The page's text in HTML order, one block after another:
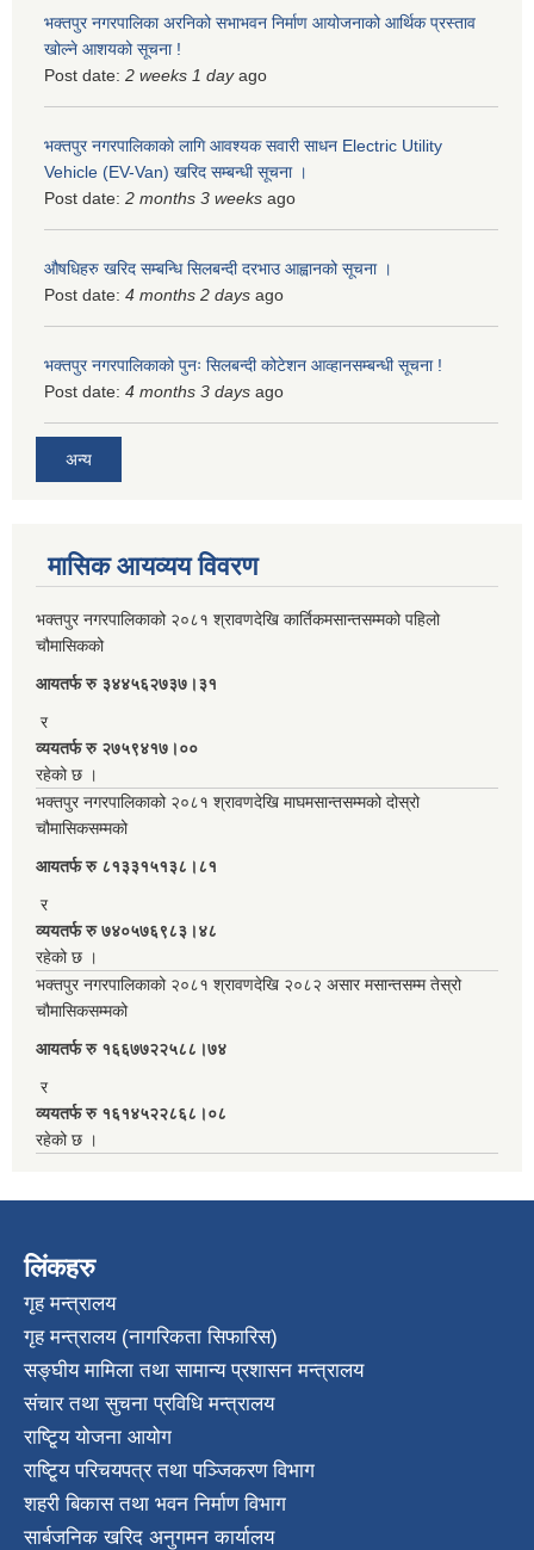
भक्तपुर नगरपालिका अरनिको सभाभवन निर्माण आयोजनाको आर्थिक प्रस्ताव
खोल्ने आशयको सूचना !
Post date: 2 weeks 1 dayago
भक्तपुर नगरपालिकाकाे लागि आवश्यक सवारी साधन Electric Utility
Vehicle (EV-Van) खरिद सम्बन्धी सूचना ।
Post date: 2 months 3 weeks ago
औषधिहरु खरिद सम्बन्धि सिलबन्दी दरभाउ आह्वानको सूचना ।
Post date: 4 months 2 days ago
भक्तपुर नगरपालिकाको पुनः सिलबन्दी कोटेशन आव्हानसम्बन्धी सूचना !
Post date: 4 months 3 days ago
अन्य
मासिक आयव्यय विवरण
भक्तपुर नगरपालिकाको २०८१ श्रावणदेखि कार्तिकमसान्तसम्मको पहिलो
चौमासिकको
आयतर्फ रु‌ ३४४५६२७३७।३१
र
व्ययतर्फ रु २७५९४१७।००
रहेको छ ।
भक्तपुर नगरपालिकाको २०८१ श्रावणदेखि माघमसान्तसम्मको दोस्रो
चौमासिकसम्मको
आयतर्फ रु‌ ८१३३१५१३८।८१
र
व्ययतर्फ रु ७४०५७६९८३।४८
रहेको छ ।
भक्तपुर नगरपालिकाको २०८१ श्रावणदेखि २०८२ असार मसान्तसम्म तेस्रो
चौमासिकसम्मको
आयतर्फ रु‌ १६६७७२२५८८।७४
र
व्ययतर्फ रु १६१४५२२८६८।०८
रहेको छ ।
लिंकहरु
गृह मन्त्रालय
गृह मन्त्रालय (नागरिकता सिफारिस)
सङ्घीय मामिला तथा सामान्य प्रशासन मन्त्रालय
संचार तथा सुचना प्रविधि मन्त्रालय
राष्टि्ृय योजना आयोग
राष्टि्ृय परिचयपत्र तथा पञ्जिकरण विभाग
शहरी बिकास तथा भवन निर्माण विभाग
सार्बजनिक खरिद अनुगमन कार्यालय